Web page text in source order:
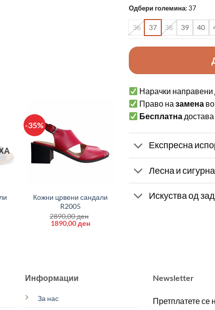
-35%
Кожни црвени сандали
R2005
2890,00ден
Original
1890,00денCurrent
Одбери големина:37
36 37 38 39 40
Нарачки направени
Право назамена
Бесплатна
Експресна
Лесна и
Искуства од
Информации
За нас
Newsletter
Претплатете се